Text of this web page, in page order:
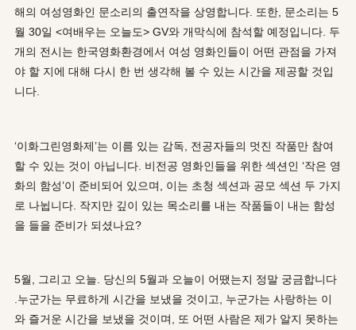
해의 여성영화인 문소리의 출연작을 상영합니다. 또한, 문소리는 5
월 30일 <여배우는 오늘도> GV와 개막식에 참석할 예정입니다. 두
개의 전시는 한국영화환경에서 여성 영화인들이 어떤 관점을 가져
야 할 지에 대해 다시 한 번 생각해 볼 수 있는 시간을 제공할 것입
니다.
‘이화그린영화제’는 이름 있는 감독, 전공자들의 멋진 작품만 참여
할 수 있는 것이 아닙니다. 비전공 영화인들을 위한 섹션인 ‘작은 영
화의 함성’이 준비되어 있으며, 이는 초청 섹션과 공모 섹션 두 가지
로 나뉩니다. 작지만 깊이 있는 목소리를 내는 작품들이 내는 함성
을 들을 준비가 되셨나요?
5월, 그리고 오늘. 당신의 5월과 오늘이 어땠는지 정말 궁금합니다
.누군가는 무료하게 시간을 보냈을 것이고, 누군가는 사랑하는 이
와 즐거운 시간을 보냈을 것이며, 또 어떤 사람은 제가 알지 못하는